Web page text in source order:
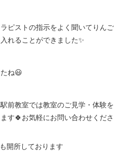
ピストの指示をよく聞いてりんご
れることができました✨
ね😃
前教室では教室のご見学・体験を
す🍀お気軽にお問い合わせくださ
開所しております